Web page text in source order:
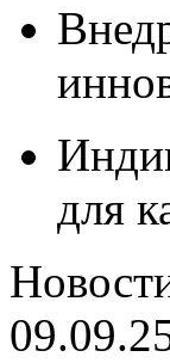
для